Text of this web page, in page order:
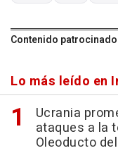
Contenido patrocinado
Lo más leído en
Ucrania
ataques a la
Oleoducto